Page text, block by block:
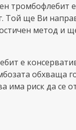
тромбофлебит
Той ще Ви
метод и
е
обхваща
има риск да се